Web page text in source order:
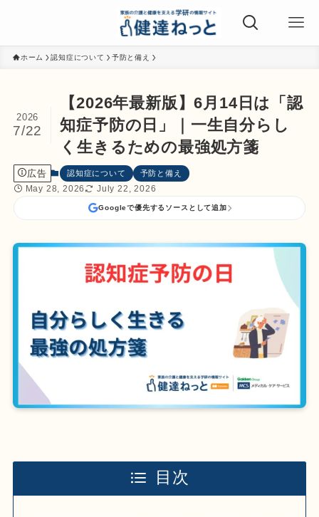
ホーム 認知症について 予防と備え
【2026年最新版】6月14日は「認
知症予防の日」｜一生自分らし
く生きるための最強処方箋
2026
7/22
広告 認知症について 予防と備え
May 28, 2026 July 22, 2026
Googleで優先するソースとして追加
目次